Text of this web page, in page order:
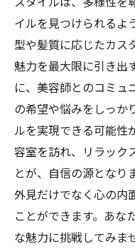
イルを見つけられるよ
型や髪質に応じたカス
魅力を最大限に引き出
に、美容師とのコミュ
の希望や悩みをしっか
ルを実現できる可能性
容室を訪れ、リラック
とが、自信の源となり
外見だけでなく心の内
ことができます。あな
な魅力に挑戦してみま